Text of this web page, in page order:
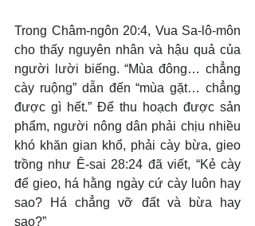
Trong Châm-ngôn 20:4, Vua Sa-lô-môn
cho thấy nguyên nhân và hậu quả của
người lười biếng. “Mùa đông… chẳng
cày ruộng” dẫn đến “mùa gặt… chẳng
được gì hết.” Để thu hoạch được sản
phẩm, người nông dân phải chịu nhiều
khó khăn gian khổ, phải cày bừa, gieo
trồng như Ê-sai 28:24 đã viết, “Kẻ cày
để gieo, há hằng ngày cứ cày luôn hay
sao? Há chẳng vỡ đất và bừa hay
sao?”